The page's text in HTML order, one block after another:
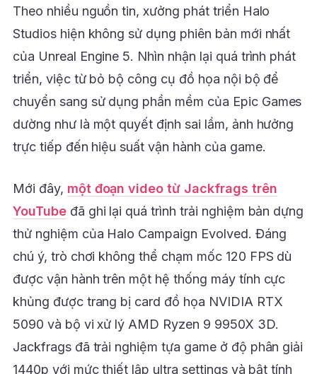
Theo nhiều nguồn tin, xưởng phát triển Halo
Studios hiện không sử dụng phiên bản mới nhất
của Unreal Engine 5. Nhìn nhận lại quá trình phát
triển, việc từ bỏ bộ công cụ đồ họa nội bộ để
chuyển sang sử dụng phần mềm của Epic Games
dường như là một quyết định sai lầm, ảnh hưởng
trực tiếp đến hiệu suất vận hành của game.
Mới đây, một đoạn video từ Jackfrags trên
YouTubeđã ghi lại quá trình trải nghiệm bản dựng
thử nghiệm của Halo Campaign Evolved. Đáng
chú ý, trò chơi không thể chạm mốc 120 FPS dù
được vận hành trên một hệ thống máy tính cực
khủng được trang bị card đồ họa NVIDIA RTX
5090 và bộ vi xử lý AMD Ryzen 9 9950X 3D.
Jackfrags đã trải nghiệm tựa game ở độ phân giải
1440p với mức thiết lập ultra settings và bật tính